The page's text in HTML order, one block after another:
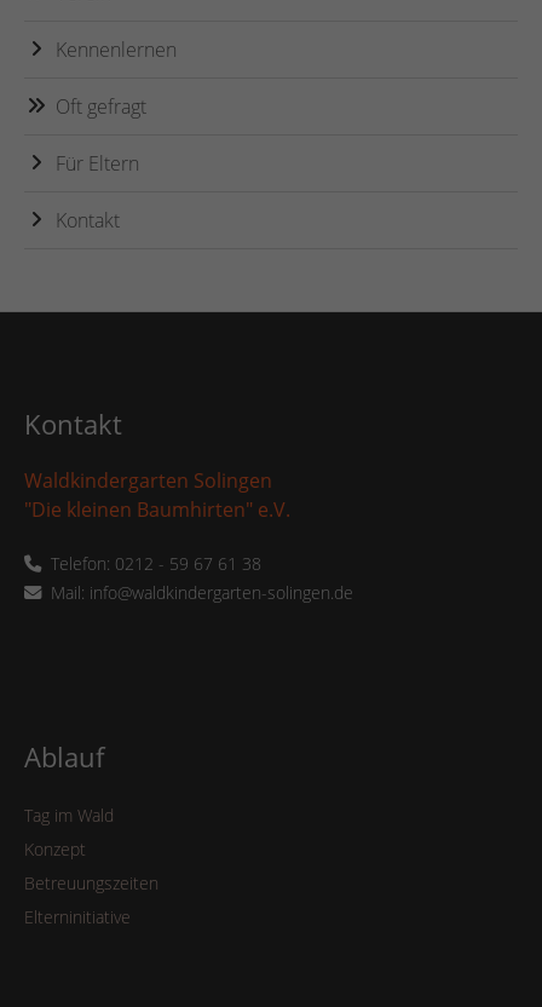
Kennenlernen
Oft gefragt
Für Eltern
Kontakt
Kontakt
Waldkindergarten Solingen
"Die kleinen Baumhirten" e.V.
Telefon: 0212 - 59 67 61 38
Mail: info@waldkindergarten-solingen.de
Ablauf
Tag im Wald
Konzept
Betreuungszeiten
Elterninitiative